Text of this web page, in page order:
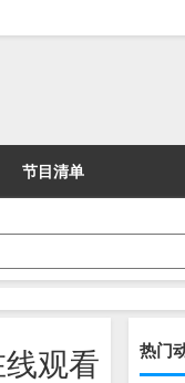
节目清单
观看 热门